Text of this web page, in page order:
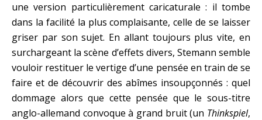
une version particulièrement caricaturale : il tombe
dans la facilité la plus complaisante, celle de se laisser
griser par son sujet. En allant toujours plus vite, en
surchargeant la scène d’effets divers, Stemann semble
vouloir restituer le vertige d’une pensée en train de se
faire et de découvrir des abîmes insoupçonnés : quel
dommage alors que cette pensée que le sous-titre
anglo-allemand convoque à grand bruit (un Thinkspiel,